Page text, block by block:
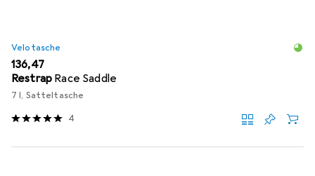
Velotasche
EUR
136,47
Restrap Race Saddle
7 l, Satteltasche
4